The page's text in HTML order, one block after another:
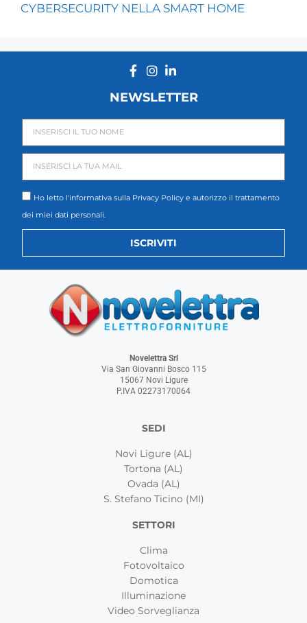
CYBERSECURITY NELLA SMART HOME
NEWSLETTER
Ho letto l'informativa sulla Privacy Policy e autorizzo il trattamento
dei miei dati personali.
ISCRIVITI
Novelettra Srl
Via San Giovanni Bosco 115
15067 Novi Ligure
P.IVA 02273170064
SEDI
Novi Ligure (AL)
Tortona (AL)
Ovada (AL)
S. Stefano Ticino (MI)
SETTORI
Clima
Fotovoltaico
Domotica
Illuminazione
Video Sorveglianza